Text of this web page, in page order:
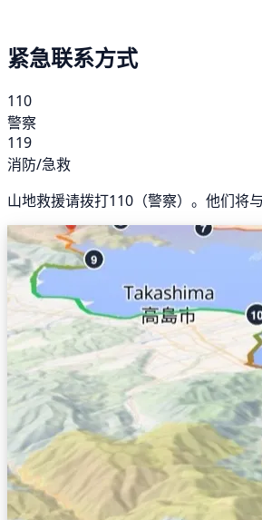
紧急联系方式
110
警察
119
消防/急救
山地救援请拨打110（警察）。他们将